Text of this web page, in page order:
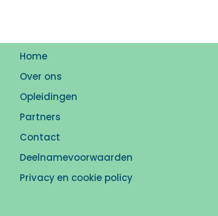
Home
Over ons
Opleidingen
Partners
Contact
Deelnamevoorwaarden
Privacy en cookie policy